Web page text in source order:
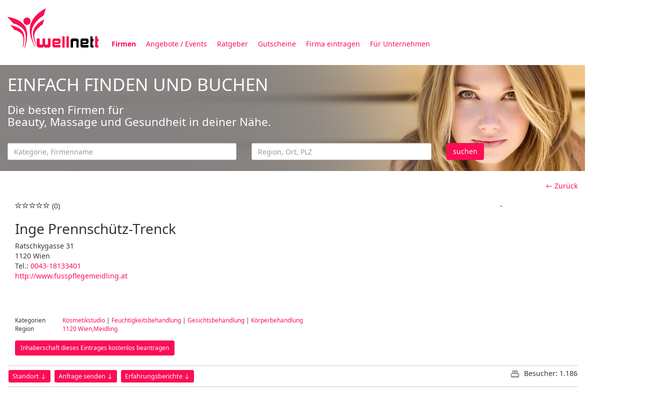
Firmen Angebote / Events Ratgeber Gutscheine Firma eintragen Für Unternehmen
EINFACH FINDEN UND BUCHEN
Die besten Firmen für
Beauty, Massage und Gesundheit in deiner Nähe.
suchen
← Zurück
(0)
Inge Prennschütz-Trenck
Ratschkygasse 31
1120 Wien
Tel.: 0043-18133401
http://www.fusspflegemeidling.at
-
Kategorien Kosmetikstudio | Feuchtigkeitsbehandlung | Gesichtsbehandlung | Körperbehandlung
Region
1120 Wien,Meidling
Inhaberschaft dieses Eintrages kostenlos beantragen
Standort ↓ Anfrage senden ↓ Erfahrungsberichte ↓ Besucher: 1.186